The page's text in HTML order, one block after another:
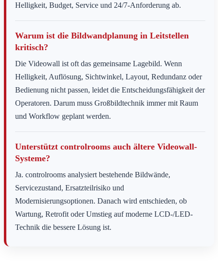
Helligkeit, Budget, Service und 24/7-Anforderung ab.
Warum ist die Bildwandplanung in Leitstellen
kritisch?
Die Videowall ist oft das gemeinsame Lagebild. Wenn
Helligkeit, Auflösung, Sichtwinkel, Layout, Redundanz oder
Bedienung nicht passen, leidet die Entscheidungsfähigkeit der
Operatoren. Darum muss Großbildtechnik immer mit Raum
und Workflow geplant werden.
Unterstützt controlrooms auch ältere Videowall-
Systeme?
Ja. controlrooms analysiert bestehende Bildwände,
Servicezustand, Ersatzteilrisiko und
Modernisierungsoptionen. Danach wird entschieden, ob
Wartung, Retrofit oder Umstieg auf moderne LCD-/LED-
Technik die bessere Lösung ist.